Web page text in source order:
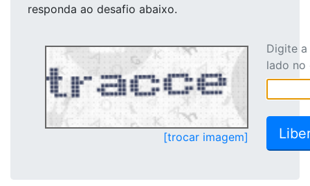
responda ao desafio abaixo.
[trocar imagem]
Digite
lado no